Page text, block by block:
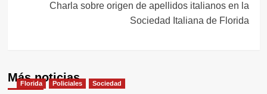
Charla sobre origen de apellidos italianos en la
Sociedad Italiana de Florida
Más noticias
Florida Policiales Sociedad